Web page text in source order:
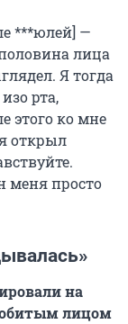
***юлей] —
лица
Я тогда
рта,
этого ко мне
открыл
меня просто
на
лицом